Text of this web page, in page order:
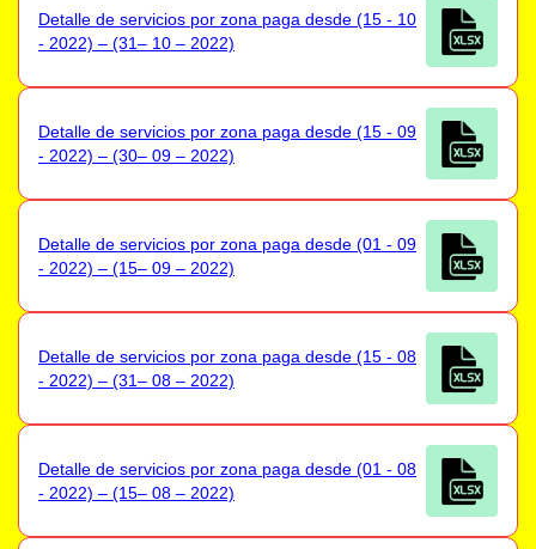
Detalle de servicios por zona paga desde (15 - 10
- 2022) – (31– 10 – 2022)
Detalle de servicios por zona paga desde (15 - 09
- 2022) – (30– 09 – 2022)
Detalle de servicios por zona paga desde (01 - 09
- 2022) – (15– 09 – 2022)
Detalle de servicios por zona paga desde (15 - 08
- 2022) – (31– 08 – 2022)
Detalle de servicios por zona paga desde (01 - 08
- 2022) – (15– 08 – 2022)